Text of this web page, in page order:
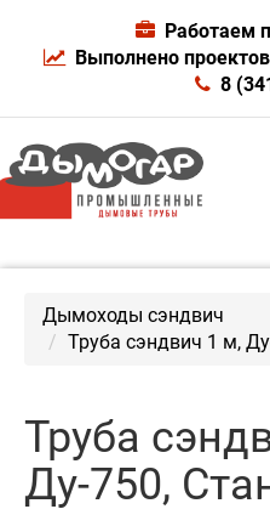
Работаем
Выполнено
8
Дымоходы сэндвич
Труба сэндвич 1 м,
Труба
Ду-750,